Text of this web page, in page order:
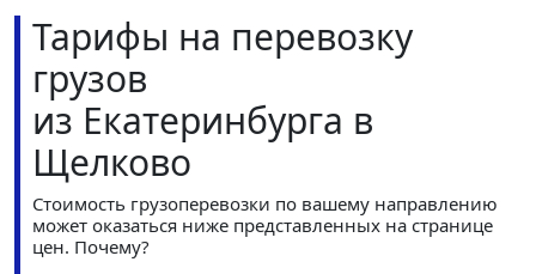
Тарифы на перевозку
грузов
из Екатеринбурга в
Щелково
Стоимость грузоперевозки по вашему направлению
может оказаться ниже представленных на странице
цен. Почему?